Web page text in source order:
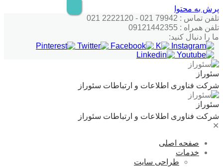
پرش به محتوا
تلفن تماس : 79942 021 - 2222120 021
تلفن همراه : 09121442355
ما را دنبال کنید:
سئوراز
شرکت فناوری اطلاعات و ارتباطات سئوراز
سئوراز
شرکت فناوری اطلاعات و ارتباطات سئوراز
✕
صفحه اصلی
خدمات
طراحی سایت